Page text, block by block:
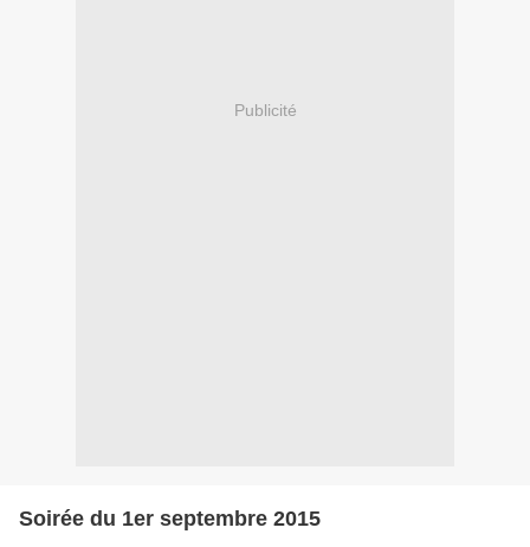
Publicité
Soirée du 1er septembre 2015